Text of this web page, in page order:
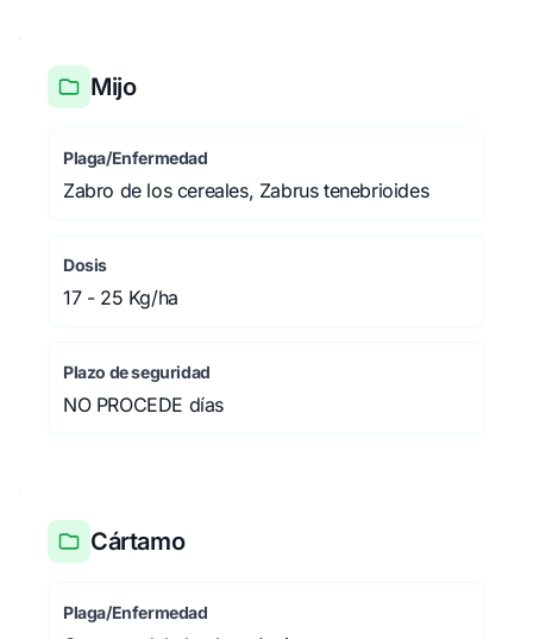
Mijo
Plaga/Enfermedad
Zabro de los cereales, Zabrus tenebrioides
Dosis
17 - 25 Kg/ha
Plazo de seguridad
NO PROCEDE días
Cártamo
Plaga/Enfermedad